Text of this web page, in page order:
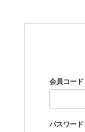
会員コード
パスワード